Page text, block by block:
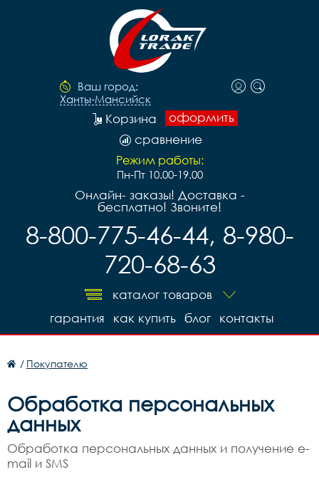
Ваш город:
Ханты-Мансийск
оформить
Корзина
сравнение
Режим работы:
Пн-Пт 10.00-19.00
Онлайн- заказы! Доставка -
бесплатно! Звоните!
8-800-775-46-44, 8-980-
720-68-63
каталог товаров
контакты
блог
как купить
гарантия
/ Покупателю
Обработка персональных
данных
Обработка персональных данных и получение e-
mail и SMS